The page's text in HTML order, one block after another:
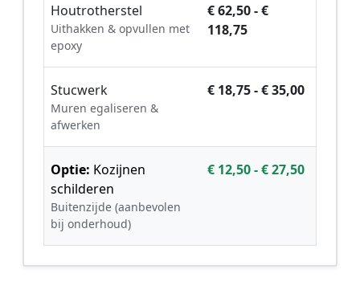
Houtrotherstel
Uithakken & opvullen met
epoxy
€ 62,50 - €
118,75
Stucwerk
Muren egaliseren &
afwerken
€ 18,75 - € 35,00
Optie: Kozijnen
schilderen
Buitenzijde (aanbevolen
bij onderhoud)
€ 12,50 - € 27,50